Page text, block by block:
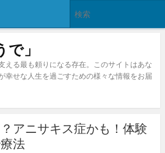
」
える最も頼りになる存在。このサイトはあな
幸せな人生を過ごすための様々な情報をお届
アニサキス症かも！体験
法